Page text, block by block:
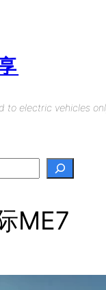
to electric vehicles
ME7